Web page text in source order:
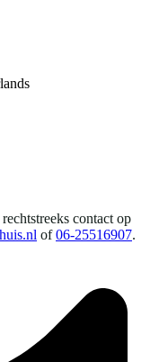
contact op
of 06-25516907.